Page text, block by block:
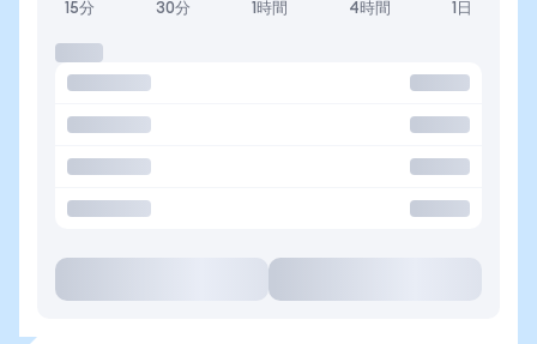
15分 30分 1時間 4時間 1日